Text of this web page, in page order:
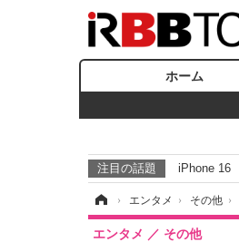
ホーム
注目の話題 iPhone 16
› エンタメ › その他 ›
エンタメ その他